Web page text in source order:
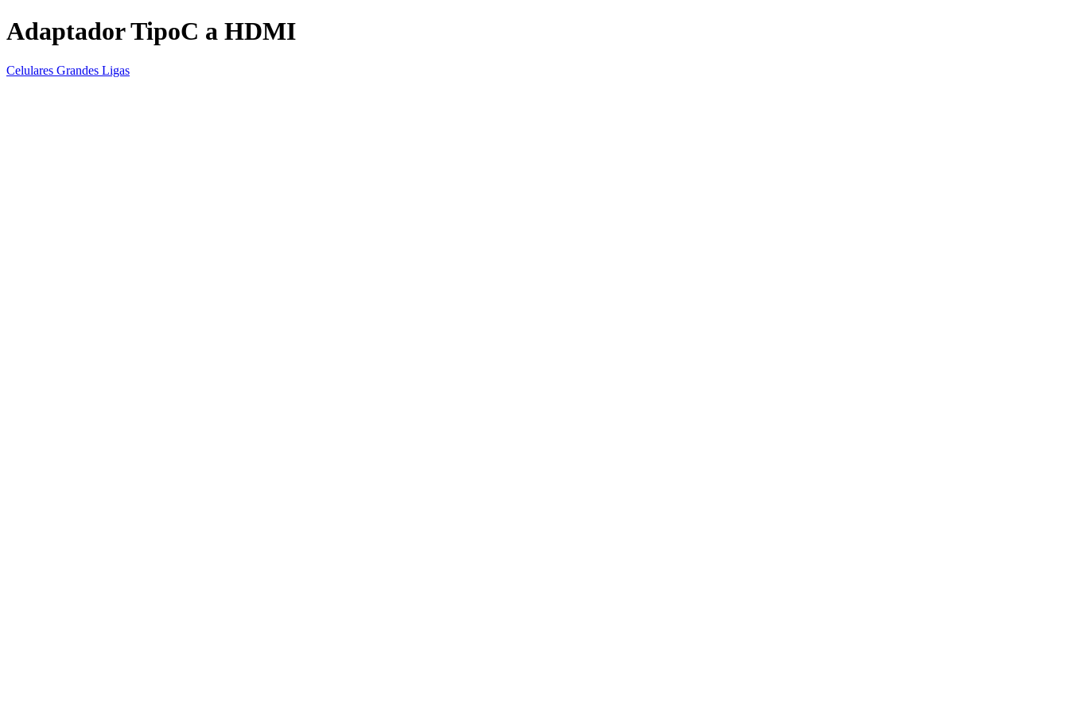
Adaptador TipoC a HDMI
Celulares Grandes Ligas